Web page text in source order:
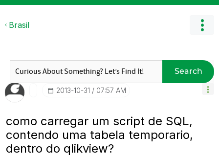
Brasil
Search
‎2013-10-31 07:57 AM
como carregar um script de SQL,
contendo uma tabela temporario,
dentro do qlikview?